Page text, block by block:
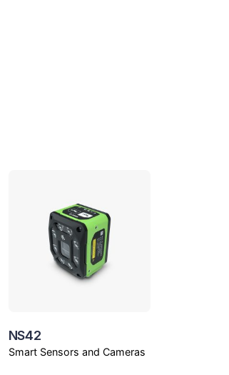
NS42
Smart Sensors and Cameras